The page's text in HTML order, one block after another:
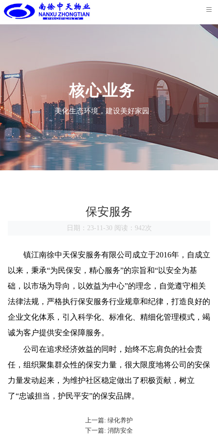
首
我
们
心
业
务
服
务
案
例
荣
誉
资
质
新
闻
中
联
系
核心业务
美化生态环境，建设美好家园
保安服务
日期：23-11-30 阅读：942次
镇江南徐中天保安服务有限公司成立于2016年，自成立
以来，秉承“为民保安，精心服务”的宗旨和“以安全为基
础，以市场为导向，以效益为中心”的理念，自觉遵守相关
法律法规，严格执行保安服务行业规章和纪律，打造良好的
企业文化体系，引入科学化、标准化、精细化管理模式，竭
诚为客户提供安全保障服务。
公司在追求经济效益的同时，始终不忘肩负的社会责
任，组织聚集群众性的保安力量，很大限度地将公司的安保
力量发动起来，为维护社区稳定做出了积极贡献，树立
了“忠诚担当，护民平安”的保安品牌。
上一篇: 绿化养护
下一篇: 消防安全